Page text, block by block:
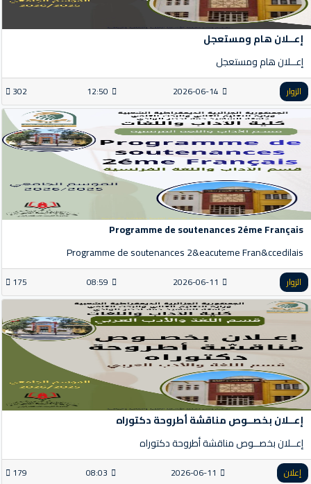
إعــلان هام ومستعجل
إعــلان هام ومستعجل
الزوار 2026-06-14
12:50
302
Programme de soutenances 2éme Français
Programme de soutenances 2&eacuteme Fran&ccedilais
الزوار 2026-06-11
08:59
175
إعــلان بخصــوص مناقشة أطروحة دكتوراه
إعــلان بخصــوص مناقشة أطروحة دكتوراه
إعلان 2026-06-11
08:03
179